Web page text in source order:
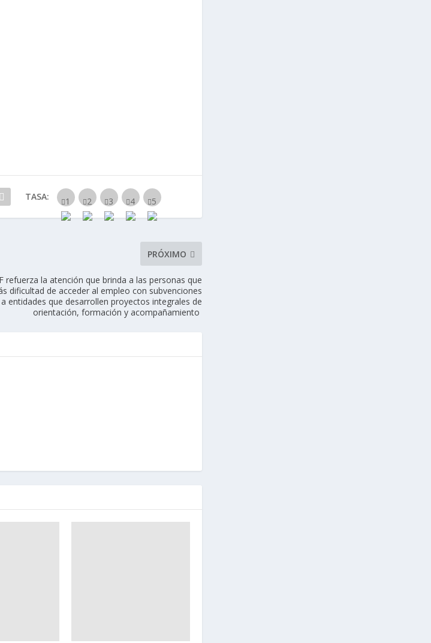
TASA:
PRÓXIMO
refuerza la atención que brinda a las personas que
dificultad de acceder al empleo con subvenciones
a entidades que desarrollen proyectos integrales de
orientación, formación y acompañamiento